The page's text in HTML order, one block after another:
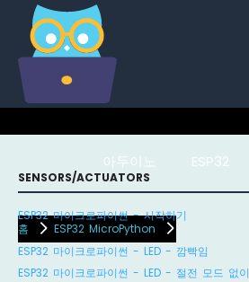
아두이노 ESP32
홈 ESP32 MicroPython
SENSORS/ACTUATORS
ESP32 마이크로파이썬 - 시작하기
ESP32 마이크로파이썬 - LED - 깜빡임
ESP32 마이크로파이썬 - LED - 절전 모드 없이